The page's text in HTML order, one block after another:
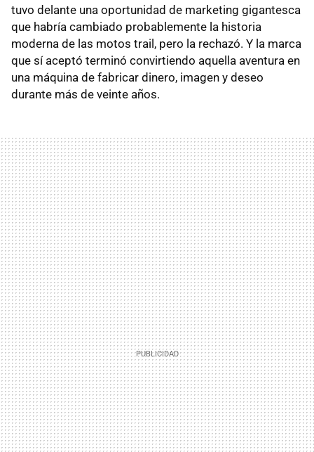
tuvo delante una oportunidad de marketing gigantesca
que habría cambiado probablemente la historia
moderna de las motos trail, pero la rechazó. Y la marca
que sí aceptó terminó convirtiendo aquella aventura en
una máquina de fabricar dinero, imagen y deseo
durante más de veinte años.